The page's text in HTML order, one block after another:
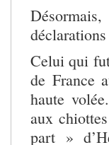
Celui qui
de France
haute
aux
part »